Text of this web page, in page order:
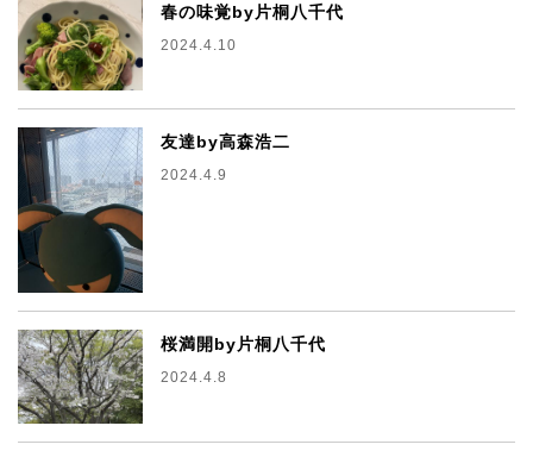
春の味覚by片桐八千代
2024.4.10
友達by高森浩二
2024.4.9
桜満開by片桐八千代
2024.4.8